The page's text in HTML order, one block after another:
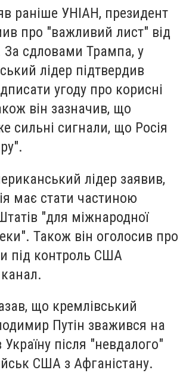
раніше УНІАН, президент
про "важливий лист" від
За сдловами Трампа, у
лідер підтвердив
угоду про корисні
він зазначив, що
сильні сигнали, що Росія
лідер заявив,
має стати частиною
"для міжнародної
Також він оголосив про
під контроль США
що кремлівський
Путін зважився на
після "невдалого"
США з Афганістану.